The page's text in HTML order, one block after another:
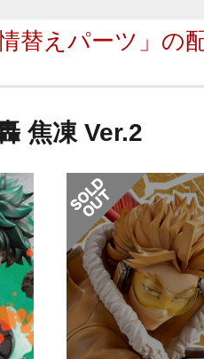
替えパーツ」の
焦凍 Ver.2